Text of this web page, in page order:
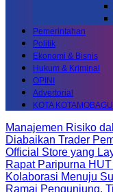
Pemerintahan
Politik
Ekonomi & Bisnis
Hukum & Kriminal
OPINI
Advertorial
KOTA KOTAMOBAGU
Manajemen Risiko
Diabaikan Trader
Official Store yang
Rapat Paripurna
Kolaborasi Menuju
Ramai Pengunjung,